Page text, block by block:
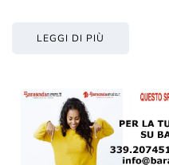
LEGGI DI PIÙ